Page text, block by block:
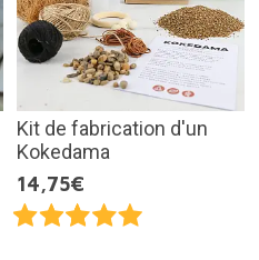
Kit de fabrication d'un
Kokedama
14,75€